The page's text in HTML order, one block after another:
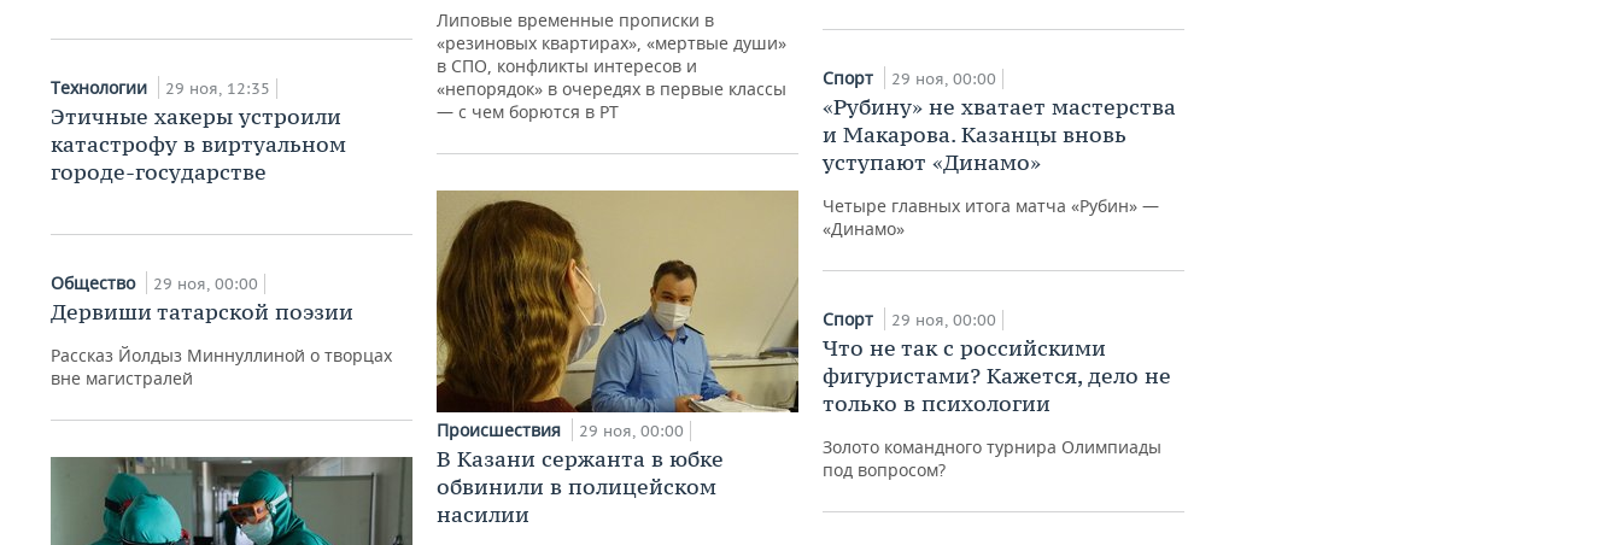
Технологии 29 ноя, 12:35
Этичные хакеры устроили
катастрофу в виртуальном
городе-государстве
Общество 29 ноя, 00:00
Дервиши татарской поэзии
Рассказ Йолдыз Миннуллиной о творцах
вне магистралей
Липовые временные прописки в
«резиновых квартирах», «мертвые души»
в СПО, конфликты интересов и
«непорядок» в очередях в первые классы
— с чем борются в РТ
Происшествия 29 ноя, 00:00
В Казани сержанта в юбке
обвинили в полицейском
насилии
Спорт 29 ноя, 00:00
«Рубину» не хватает мастерства
и Макарова. Казанцы вновь
уступают «Динамо»
Четыре главных итога матча «Рубин» —
«Динамо»
Спорт 29 ноя, 00:00
Что не так с российскими
фигуристами? Кажется, дело не
только в психологии
Золото командного турнира Олимпиады
под вопросом?